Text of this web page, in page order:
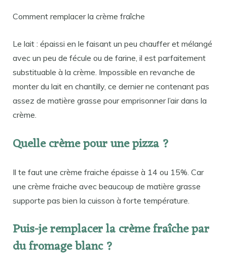
Comment remplacer la crème fraîche
Le lait : épaissi en le faisant un peu chauffer et mélangé
avec un peu de fécule ou de farine, il est parfaitement
substituable à la crème. Impossible en revanche de
monter du lait en chantilly, ce dernier ne contenant pas
assez de matière grasse pour emprisonner l’air dans la
crème.
Quelle crème pour une pizza ?
Il te faut une crème fraiche épaisse à 14 ou 15%. Car
une crème fraiche avec beaucoup de matière grasse
supporte pas bien la cuisson à forte température.
Puis-je remplacer la crème fraîche par
du fromage blanc ?